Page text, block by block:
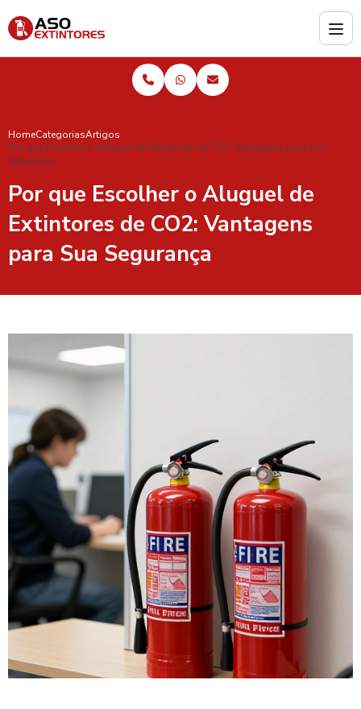
HomeCategoriasArtigos
Por que Escolher o Aluguel de Extintores de CO2: Vantagens para Sua
Segurança
Por que Escolher o Aluguel de
Extintores de CO2: Vantagens
para Sua Segurança